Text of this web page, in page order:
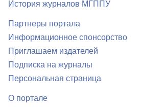
История журналов МГППУ
Партнеры портала
Информационное спонсорство
Приглашаем издателей
Подписка на журналы
Персональная страница
О портале